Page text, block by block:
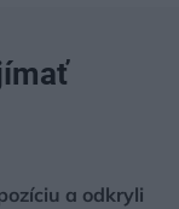
a odkryli